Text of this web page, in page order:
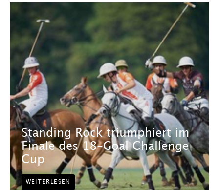
Standing Rock triumphiert im
Finale des 18-Goal Challenge
Cup
WEITERLESEN